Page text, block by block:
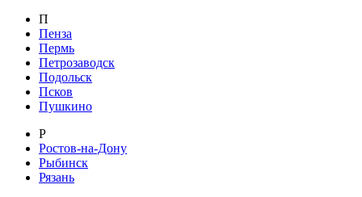
П
Пенза
Пермь
Петрозаводск
Подольск
Псков
Пушкино
Р
Ростов-на-Дону
Рыбинск
Рязань